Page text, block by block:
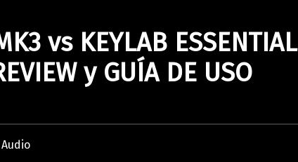
vs KEYLAB ESSENTIAL
y GUÍA DE USO
Audio